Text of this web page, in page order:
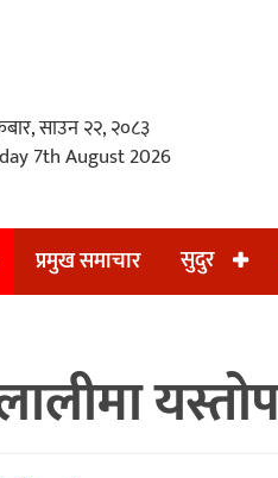
साउन २२, २०८३
7th August 2026
प्रमुख समाचार सुदुर